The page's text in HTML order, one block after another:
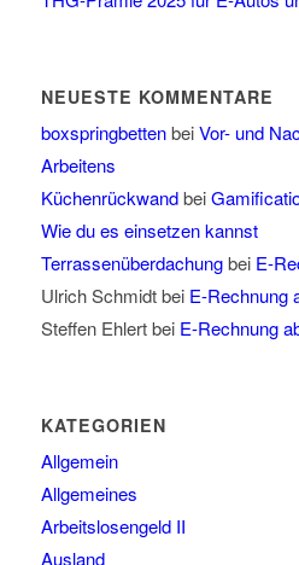
NEUESTE KOMMENTARE
boxspringbettenbeiVor- und
Arbeitens
Küchenrückwandbei
Wie du es einsetzen kannst
Terrassenüberdachungbei E-
Ulrich Schmidtbei E-Rechnung
Steffen Ehlertbei E-Rechnung
KATEGORIEN
Allgemein
Allgemeines
Arbeitslosengeld II
Ausland